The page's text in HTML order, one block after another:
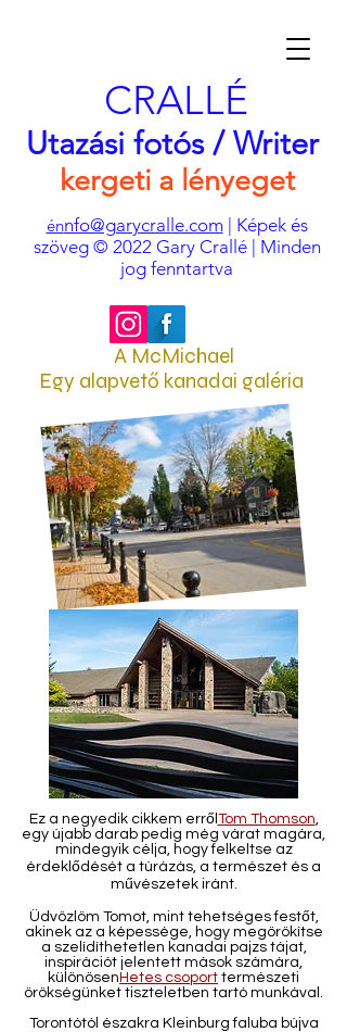
CRALLÉ
Utazási fotós / Writer
kergeti a lényeget
énnfo@garycralle.com| Képek és
szöveg © 2022 Gary Crallé | Minden
jog fenntartva
A McMichael
Egy alapvető kanadai galéria
Ez a negyedik cikkem erről Tom Thomson,
egy újabb darab pedig még várat magára,
mindegyik célja, hogy felkeltse az
érdeklődését a túrázás, a természet és a
művészetek iránt.
Üdvözlöm Tomot, mint tehetséges festőt,
akinek az a képessége, hogy megörökítse
a szelídíthetetlen kanadai pajzs tájat,
inspirációt jelentett mások számára,
különösen Hetes csoport természeti
örökségünket tiszteletben tartó munkával.
Torontótól északra Kleinburg faluba bújva